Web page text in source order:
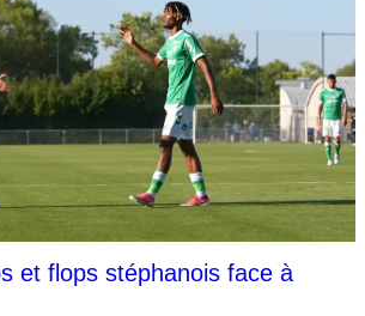
et flops stéphanois face à